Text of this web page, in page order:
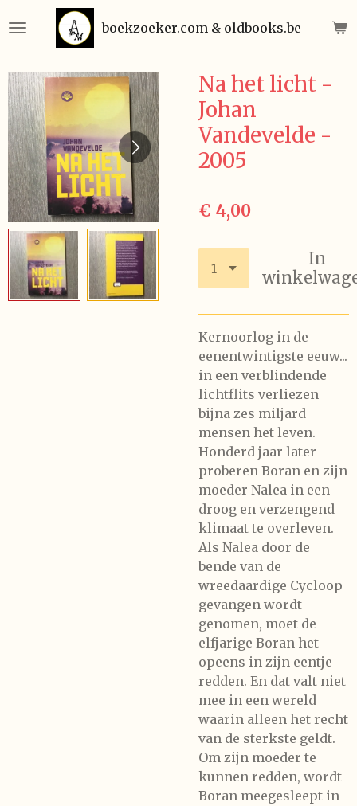
direct
de
hoofdinhoud
boekzoeker.com & oldbooks.be
Na het licht -
Johan
Vandevelde -
2005
€ 4,00
In
Kernoorlog in de
eenentwintigste eeuw...
in een verblindende
lichtflits verliezen
bijna zes miljard
mensen het leven.
Honderd jaar later
proberen Boran en zijn
moeder Nalea in een
droog en verzengend
klimaat te overleven.
Als Nalea door de
bende van de
wreedaardige Cycloop
gevangen wordt
genomen, moet de
elfjarige Boran het
opeens in zijn eentje
redden. En dat valt niet
mee in een wereld
waarin alleen het recht
van de sterkste geldt.
Om zijn moeder te
kunnen redden, wordt
Boran meegesleept in